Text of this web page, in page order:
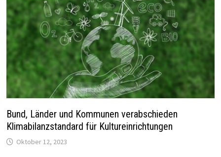
Bund, Länder und Kommunen verabschieden
Klimabilanzstandard für Kultureinrichtungen
Oktober 12, 2023